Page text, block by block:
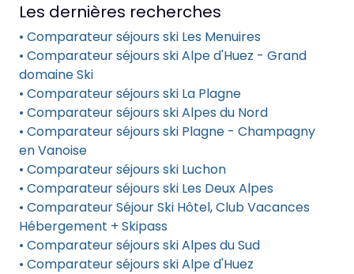
Les dernières recherches
• Comparateur séjours ski Les Menuires
• Comparateur séjours ski Alpe d'Huez - Grand
domaine Ski
• Comparateur séjours ski La Plagne
• Comparateur séjours ski Alpes du Nord
• Comparateur séjours ski Plagne - Champagny
en Vanoise
• Comparateur séjours ski Luchon
• Comparateur séjours ski Les Deux Alpes
• Comparateur Séjour Ski Hôtel, Club Vacances
Hébergement + Skipass
• Comparateur séjours ski Alpes du Sud
• Comparateur séjours ski Alpe d'Huez